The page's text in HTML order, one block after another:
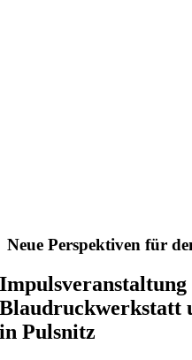
Neue Perspektiven für
Blaudruckwerkstatt
in Pulsnitz